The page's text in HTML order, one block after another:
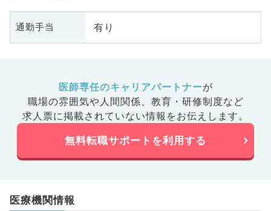
通勤手当 有り
医師専任のキャリアパートナーが
職場の雰囲気や人間関係、 教育・研修制度など
求人票に掲載されていない情報をお伝えします。
無料転職サポートを利用する
医療機関情報